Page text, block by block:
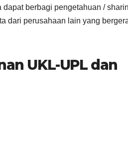
berbagi pengetahuan /
dari perusahaan lain yang
UKL-UPL dan